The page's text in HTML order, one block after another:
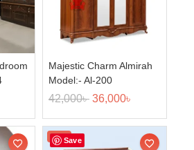
Majestic Charm Almirah
Model:- Al-200
42,000৳ 36,000৳
Save
Sale!